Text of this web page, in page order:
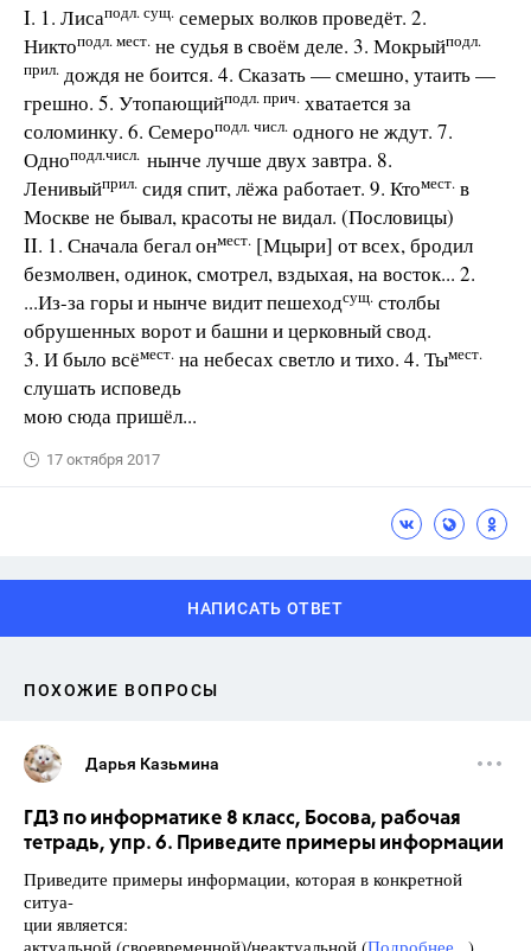
I. 1. Лисаподл. сущ. семерых волков проведёт. 2.
Никтоподл. мест. не судья в своём деле. 3. Мокрыйподл.
прил. дождя не боится. 4. Сказать — смешно, утаить —
грешно. 5. Утопающийподл. прич. хватается за
соломинку. 6. Семероподл. числ. одного не ждут. 7.
Одноподл.числ. нынче лучше двух завтра. 8.
Ленивыйприл. сидя спит, лёжа работает. 9. Ктомест. в
Москве не бывал, красоты не видал. (Пословицы)
II. 1. Сначала бегал онмест. [Мцыри] от всех, бродил
безмолвен, одинок, смотрел, вздыхая, на восток... 2.
...Из-за горы и нынче видит пешеходсущ. столбы
обрушенных ворот и башни и церковный свод.
3. И было всёмест. на небесах светло и тихо. 4. Тымест.
слушать исповедь
мою сюда пришёл...
17 октября 2017
НАПИСАТЬ ОТВЕТ
ПОХОЖИЕ ВОПРОСЫ
Дарья Казьмина
ГДЗ по информатике 8 класс, Босова, рабочая
тетрадь, упр. 6. Приведите примеры информации
Приведите примеры информации, которая в конкретной
ситуа-
ции является:
актуальной (своевременной)/неактуальной (Подробнее... )